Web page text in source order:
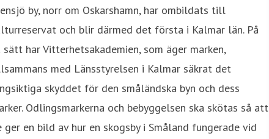
by, norr om Oskarshamn, har ombildats till
och blir därmed det första i Kalmar län. På
sätt har Vitterhetsakademien, som äger marken,
med Länsstyrelsen i Kalmar säkrat det
skyddet för den småländska byn och dess
Odlingsmarkerna och bebyggelsen ska skötas så att
ger en bild av hur en skogsby i Småland fungerade vid